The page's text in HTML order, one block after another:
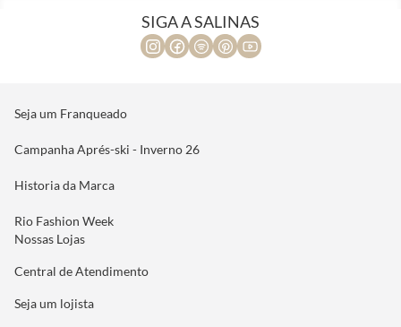
SIGA A SALINAS
Seja um Franqueado
Campanha Aprés-ski - Inverno 26
Historia da Marca
Rio Fashion Week
Nossas Lojas
Central de Atendimento
Seja um lojista